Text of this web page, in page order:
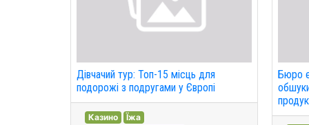
Дівчачий тур: Топ-15 місць для
подорожі з подругами у Європі
Казино
Їжа
Бюро